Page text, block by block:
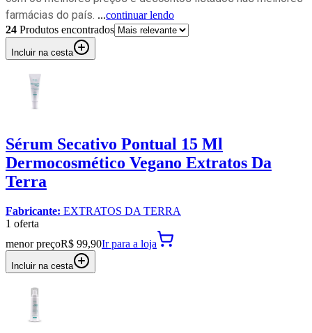
farmácias do país. ...continuar lendo
24 Produtos encontrados
Incluir na cesta
Sérum Secativo Pontual 15 Ml
Dermocosmético Vegano Extratos Da
Terra
Fabricante: EXTRATOS DA TERRA
1 oferta
menor preçoR$ 99,90Ir para a loja
Incluir na cesta